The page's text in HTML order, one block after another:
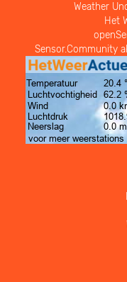
Weather
Het
Sensor.Community